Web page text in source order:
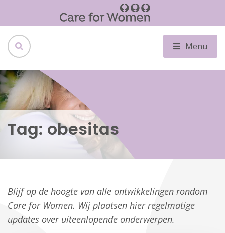
Menu
Tag: obesitas
Blijf op de hoogte van alle ontwikkelingen rondom
Care for Women. Wij plaatsen hier regelmatige
updates over uiteenlopende onderwerpen.